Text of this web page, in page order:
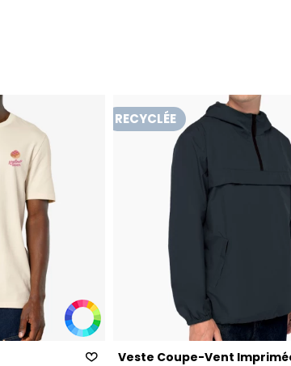
RECYCLÉE
Veste Coupe-Vent